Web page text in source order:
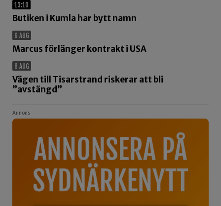
13:10
Butiken i Kumla har bytt namn
6 AUG
Marcus förlänger kontrakt i USA
6 AUG
Vägen till Tisarstrand riskerar att bli
”avstängd”
Annons